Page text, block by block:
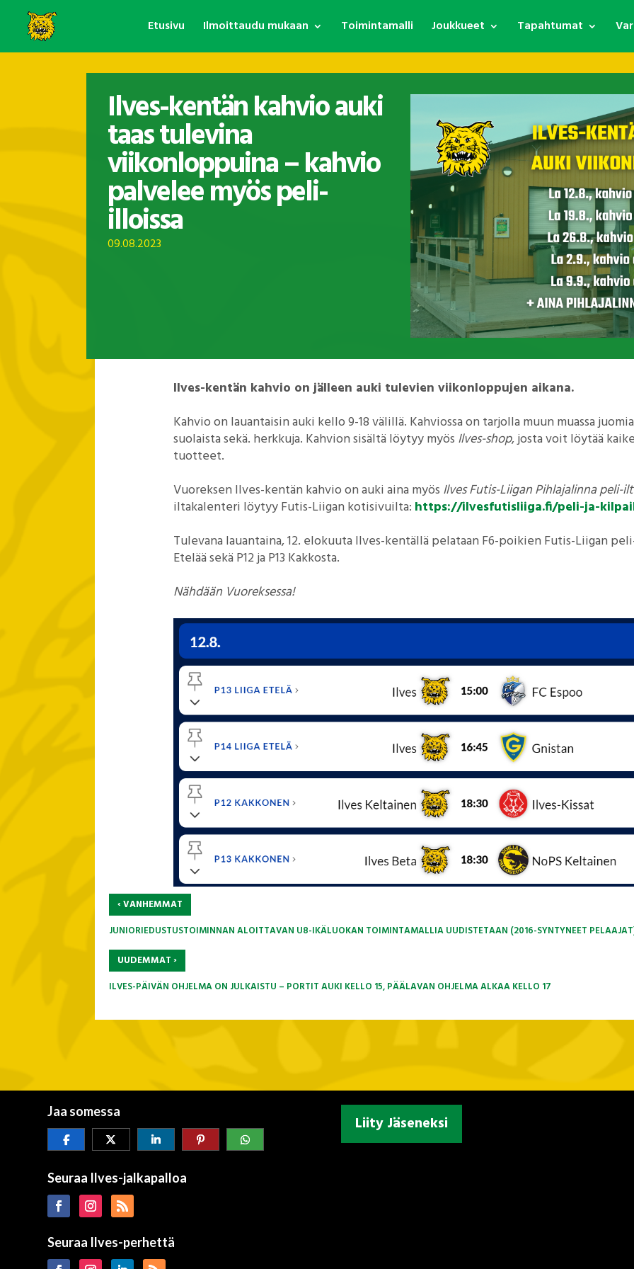
Etusivu Ilmoittaudu mukaan Toimintamalli Joukkueet Tapahtumat
Ilves-kentän kahvio auki
taas tulevina
viikonloppuina – kahvio
palvelee myös peli-
illoissa
09.08.2023
Ilves-kentän kahvio on jälleen auki tulevien viikonloppujen aikana.
Kahvio on lauantaisin auki kello 9-18 välillä. Kahviossa on tarjolla muun muassa
suolaista sekä. herkkuja. Kahvion sisältä löytyy myös Ilves-shop, josta voit löytää
tuotteet.
Vuoreksen Ilves-kentän kahvio on auki aina myös Ilves Futis-Liigan Pihlajalinna peli-
iltakalenteri löytyy Futis-Liigan kotisivuilta: https://ilvesfutisliiga.fi/peli-ja-
Tulevana lauantaina, 12. elokuuta Ilves-kentällä pelataan F6-poikien Futis-Liigan
Etelää sekä P12 ja P13 Kakkosta.
Nähdään Vuoreksessa!
‹VANHEMMAT
JUNIORIEDUSTUSTOIMINNAN ALOITTAVAN U8-IKÄLUOKAN TOIMINTAMALLIA UUDISTETAAN (2016-SYNTYNEET
UUDEMMAT›
ILVES-PÄIVÄN OHJELMA ON JULKAISTU – PORTIT AUKI KELLO 15, PÄÄLAVAN OHJELMA ALKAA KELLO 17
Jaa somessa
Seuraa Ilves-jalkapalloa
Seuraa Ilves-perhettä
Liity Jäseneksi